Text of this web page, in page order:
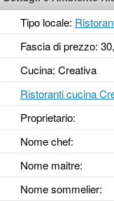
Tipo locale:
Fascia di prezzo:
Cucina: Creativa
Ristoranti cucina
Proprietario:
Nome chef:
Nome maitre:
Nome sommelier: